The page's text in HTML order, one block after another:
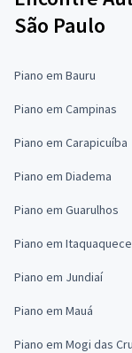
São Paulo
Piano em Bauru
Piano em Campinas
Piano em Carapicuíba
Piano em Diadema
Piano em Guarulhos
Piano em
Piano em Jundiaí
Piano em Mauá
Piano em Mogi das